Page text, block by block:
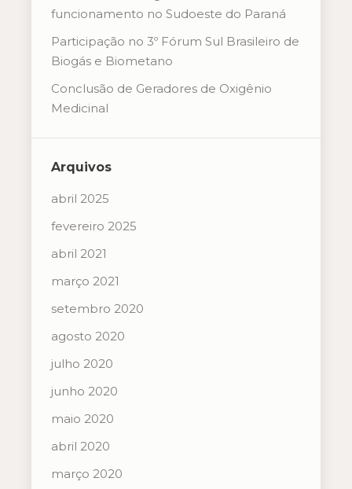
funcionamento no Sudoeste do Paraná
Participação no 3º Fórum Sul Brasileiro de
Biogás e Biometano
Conclusão de Geradores de Oxigênio
Medicinal
Arquivos
abril 2025
fevereiro 2025
abril 2021
março 2021
setembro 2020
agosto 2020
julho 2020
junho 2020
maio 2020
abril 2020
março 2020